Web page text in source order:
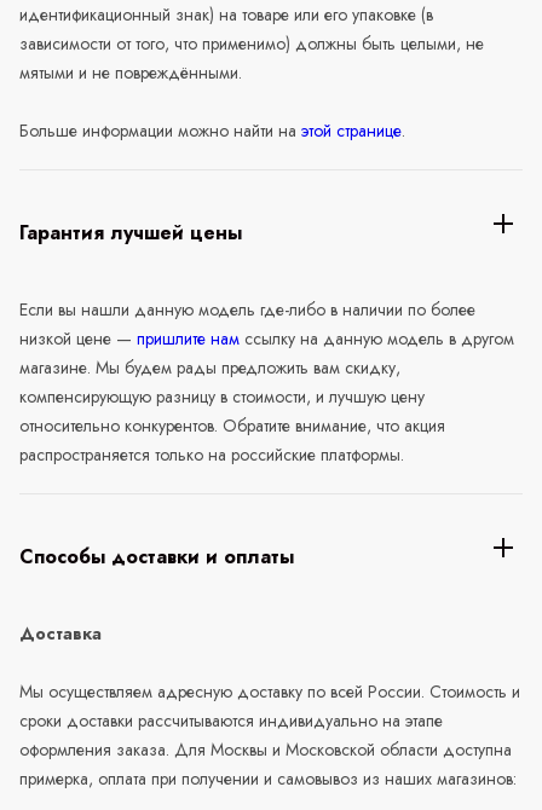
идентификационный знак) на товаре или его упаковке (в
зависимости от того, что применимо) должны быть целыми, не
мятыми и не повреждёнными.
Больше информации можно найти на этой странице.
Гарантия лучшей цены
Если вы нашли данную модель где-либо в наличии по более
низкой цене — пришлите нам ссылку на данную модель в другом
магазине. Мы будем рады предложить вам скидку,
компенсирующую разницу в стоимости, и лучшую цену
относительно конкурентов. Обратите внимание, что акция
распространяется только на российские платформы.
Способы доставки и оплаты
Доставка
Мы осуществляем адресную доставку по всей России. Стоимость и
сроки доставки рассчитываются индивидуально на этапе
оформления заказа. Для Москвы и Московской области доступна
примерка, оплата при получении и самовывоз из наших магазинов: